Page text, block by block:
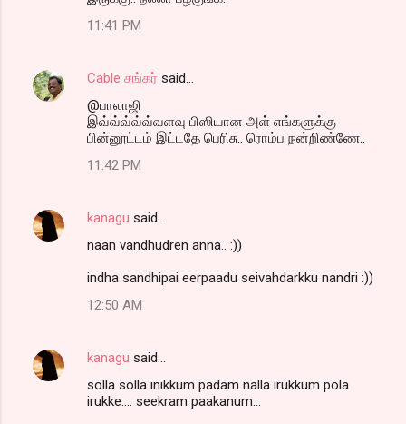
11:41 PM
Cable சங்கர் said…
@பாலாஜி
இவ்வ்வ்வ்வ்வளவு பிஸியான அள் எங்களுக்கு
பின்னூட்டம் இட்டதே பெரிசு.. ரொம்ப நன்றிண்ணே..
11:42 PM
kanagu said…
naan vandhudren anna.. :))
indha sandhipai eerpaadu seivahdarkku nandri :))
12:50 AM
kanagu said…
solla solla inikkum padam nalla irukkum pola
irukke.... seekram paakanum...